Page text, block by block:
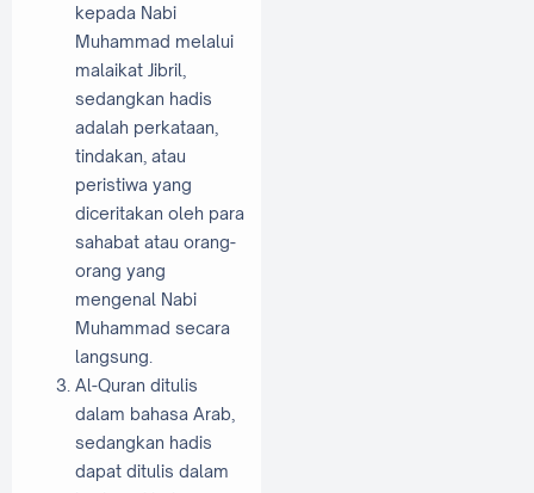
kepada Nabi
Muhammad melalui
malaikat Jibril,
sedangkan hadis
adalah perkataan,
tindakan, atau
peristiwa yang
diceritakan oleh para
sahabat atau orang-
orang yang
mengenal Nabi
Muhammad secara
langsung.
Al-Quran ditulis
dalam bahasa Arab,
sedangkan hadis
dapat ditulis dalam